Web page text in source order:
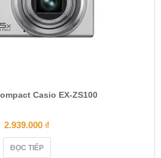
Casio EX-ZS100
2.939.000 ₫
ĐỌC TIẾP